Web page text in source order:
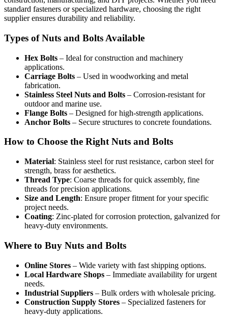
standard fasteners or specialized hardware, choosing the right
supplier ensures durability and reliability.
Types of Nuts and Bolts Available
Hex Bolts – Ideal for construction and machinery
applications.
Carriage Bolts – Used in woodworking and metal
fabrication.
Stainless Steel Nuts and Bolts – Corrosion-resistant for
outdoor and marine use.
Flange Bolts – Designed for high-strength applications.
Anchor Bolts – Secure structures to concrete foundations.
How to Choose the Right Nuts and Bolts
Material: Stainless steel for rust resistance, carbon steel for
strength, brass for aesthetics.
Thread Type: Coarse threads for quick assembly, fine
threads for precision applications.
Size and Length: Ensure proper fitment for your specific
project needs.
Coating: Zinc-plated for corrosion protection, galvanized for
heavy-duty environments.
Where to Buy Nuts and Bolts
Online Stores – Wide variety with fast shipping options.
Local Hardware Shops – Immediate availability for urgent
needs.
Industrial Suppliers – Bulk orders with wholesale pricing.
Construction Supply Stores – Specialized fasteners for
heavy-duty applications.